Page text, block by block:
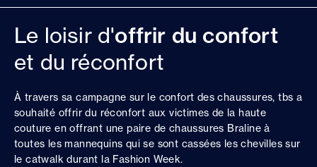
Le loisir d'offrir du confort
et du réconfort
À travers sa campagne sur le confort des chaussures, tbs a
souhaité offrir du réconfort aux victimes de la haute
couture en offrant une paire de chaussures Braline à
toutes les mannequins qui se sont cassées les chevilles sur
le catwalk durant la Fashion Week.